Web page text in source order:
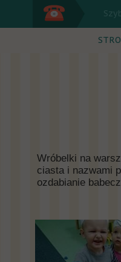
Wróbelki na
ciasta i nazwami
ozdabianie